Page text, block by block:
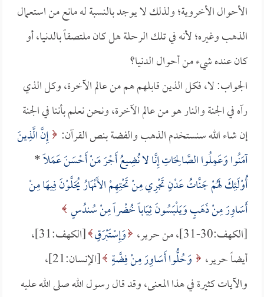
الأحوال الأخروية؛ ولذلك لا يوجد بالنسبة له مانع من استعمال
الذهب وغيره؛ لأنه في تلك الرحلة هل كان ملتصقاً بالدنيا، أو
كان عنده شيء من أحوال الدنيا؟
الجواب: لا، فكل الذين قابلهم هم من عالم الآخرة، وكل الذي
رآه في الجنة والنار هو من عالم الآخرة، ونحن نعلم بأننا في الجنة
إن شاء الله سنستخدم الذهب والفضة بنص القرآن: إِنَّ الَّذِينَ
آمَنُوا وَعَمِلُوا الصَّالِحَاتِ إِنَّا لا نُضِيعُ أَجْرَ مَنْ أَحْسَنَ عَمَلاً*
أُوْلَئِكَ لَهُمْ جَنَّاتُ عَدْنٍ تَجْرِي مِنْ تَحْتِهِمْ الأَنْهَارُ يُحَلَّوْنَ فِيهَا مِنْ
أَسَاوِرَ مِنْ ذَهَبٍ وَيَلْبَسُونَ ثِيَاباً خُضْراً مِنْ سُندُسٍ
[الكهف:30-31]، من حرير،
وَإِسْتَبْرَقٍ
[الكهف:31]،
أيضاً حرير،
وَحُلُّوا أَسَاوِرَ مِنْ فِضَّةٍ
[الإنسان:21]،
والآيات كثيرة في هذا المعنى، وقد قال رسول الله صلى الله عليه